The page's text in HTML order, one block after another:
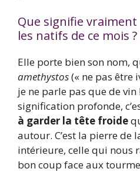
Que signifie
les natifs de ce mois ?
Elle porte bien son nom,
amethystos(« ne pas être
je ne parle pas que de vin
signification profonde,
à garder la tête froide
autour. C’est la pierre de
intérieure, celle qui nous
bon coup face aux